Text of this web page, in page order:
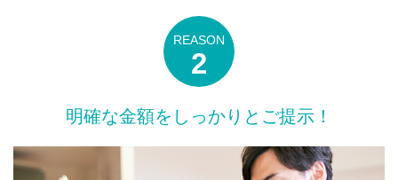
明確な金額をしっかりとご提示！